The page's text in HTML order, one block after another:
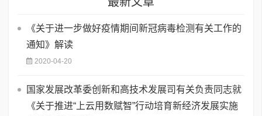
《关于进一步做好疫情期间新冠病毒检测有关工作的
通知》解读
2020-04-20
国家发展改革委创新和高技术发展司有关负责同志就
《关于推进“上云用数赋智”行动培育新经济发展实施